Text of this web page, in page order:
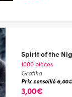
Spirit of the
1000 pièces
Grafika
Prix conseillé 6,00€
3,00€